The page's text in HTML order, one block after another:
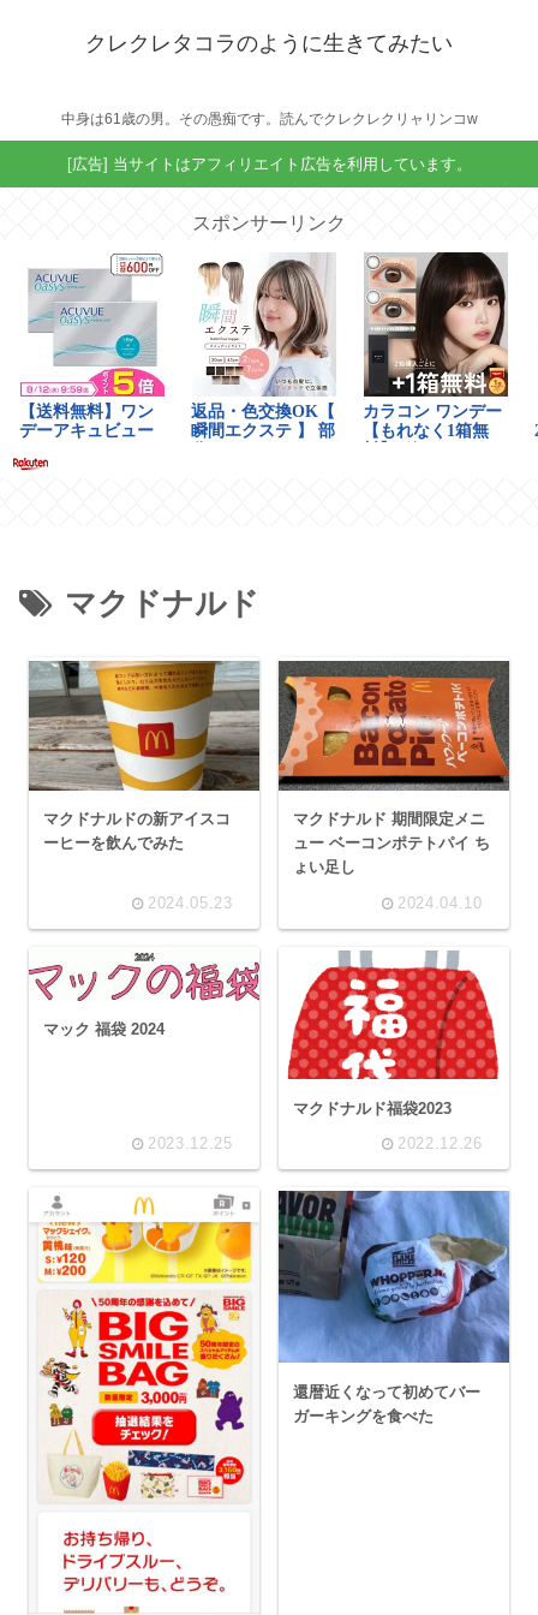
クレクレタコラのように生きてみたい
中身は61歳の男。その愚痴です。読んでクレクレクリャリンコw
[広告] 当サイトはアフィリエイト広告を利用しています。
スポンサーリンク
マクドナルド
マクドナルドの新アイスコ
ーヒーを飲んでみた
2024.05.23
マクドナルド 期間限定メニ
ュー ベーコンポテトパイ ち
ょい足し
2024.04.10
マック 福袋 2024
2023.12.25
マクドナルド福袋2023
2022.12.26
還暦近くなって初めてバー
ガーキングを食べた